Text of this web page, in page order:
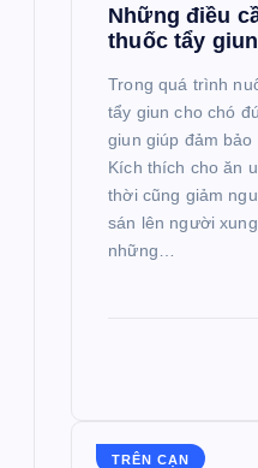
Những điều
thuốc tẩy
Trong quá trình
tẩy giun cho chó
giun giúp đảm bảo
Kích thích cho ăn
thời cũng giảm
sán lên người
những…
TRÊN CẠN